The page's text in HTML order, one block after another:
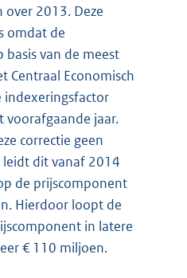
2013. Deze
omdat de
van de meest
Centraal Economisch
indexeringsfactor
voorafgaande jaar.
correctie geen
dit vanaf 2014
de prijscomponent
Hierdoor loopt de
in latere
€ 110 miljoen.